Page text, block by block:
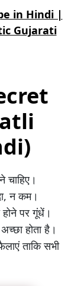
in Hindi |
Gujarati
न कम।
पर गूंधें।
होता है।
ताकि सभी